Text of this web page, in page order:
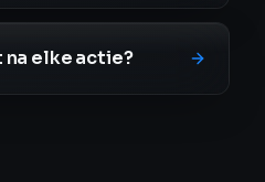
na elke actie?